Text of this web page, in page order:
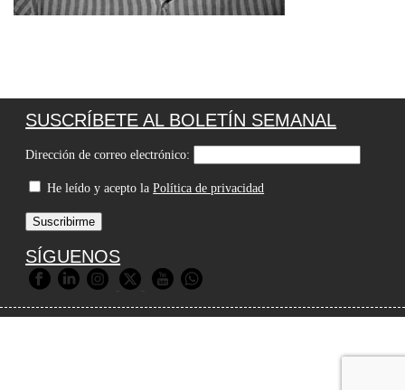
SUSCRÍBETE AL BOLETÍN SEMANAL
Dirección de correo electrónico:
He leído y acepto laPolítica de privacidad
SÍGUENOS
Política de Privacidad|